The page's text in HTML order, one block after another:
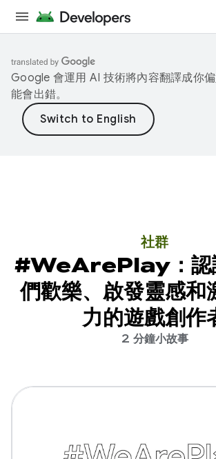
Google 會運用 AI 技術將內容翻譯成你
能會出錯。
社群
#WeArePlay：認
們歡樂、啟發靈感和
力的遊戲創作
2 分鐘小故事